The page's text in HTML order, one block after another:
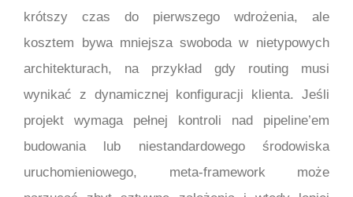
krótszy czas do pierwszego wdrożenia, ale
kosztem bywa mniejsza swoboda w nietypowych
architekturach, na przykład gdy routing musi
wynikać z dynamicznej konfiguracji klienta. Jeśli
projekt wymaga pełnej kontroli nad pipeline’em
budowania lub niestandardowego środowiska
uruchomieniowego, meta-framework może